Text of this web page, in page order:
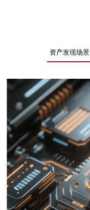
资产发现场景